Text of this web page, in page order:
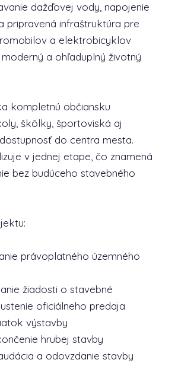
dažďovej vody, napojenie
pripravená infraštruktúra pre
a elektrobicyklov
a ohľaduplný životný
kompletnú občiansku
škôlky, športoviská aj
do centra mesta.
v jednej etape, čo znamená
bez budúceho stavebného
právoplatného územného
žiadosti o stavebné
oficiálneho predaja
výstavby
hrubej stavby
a odovzdanie stavby